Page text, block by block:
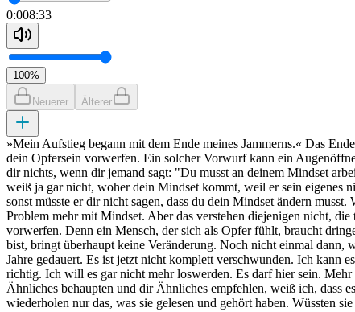
0:008:33
100%
Neuerer Älterer
»Mein Aufstieg begann mit dem Ende meines Jammerns.« Das
dein Opfersein vorwerfen. Ein solcher Vorwurf kann ein
dir nichts, wenn dir jemand sagt: "Du musst an deinem Mindset
weiß ja gar nicht, woher dein Mindset kommt, weil er sein eigenes
sonst müsste er dir nicht sagen, dass du dein Mindset ändern
Problem mehr mit Mindset. Aber das verstehen diejenigen nicht,
vorwerfen. Denn ein Mensch, der sich als Opfer fühlt, braucht
bist, bringt überhaupt keine Veränderung. Noch nicht einmal dann,
Jahre gedauert. Es ist jetzt nicht komplett verschwunden. Ich kann
richtig. Ich will es gar nicht mehr loswerden. Es darf hier sein.
Ähnliches behaupten und dir Ähnliches empfehlen, weiß ich, dass
wiederholen nur das, was sie gelesen und gehört haben. Wüssten